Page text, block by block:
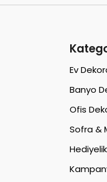
Ev
Banyo
Ofis
Sofra &